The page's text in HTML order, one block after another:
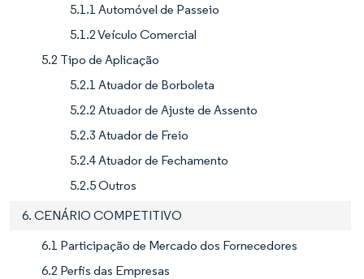
5.1.1 Automóvel de Passeio
5.1.2 Veículo Comercial
5.2 Tipo de Aplicação
5.2.1 Atuador de Borboleta
5.2.2 Atuador de Ajuste de Assento
5.2.3 Atuador de Freio
5.2.4 Atuador de Fechamento
5.2.5 Outros
6. CENÁRIO COMPETITIVO
6.1 Participação de Mercado dos Fornecedores
6.2 Perfis das Empresas